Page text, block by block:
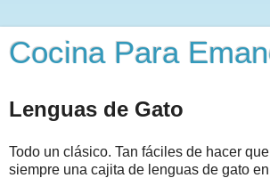
Cocina Para
Lenguas de Gato
Todo un clásico. Tan fáciles de hacer
siempre una cajita de lenguas de gato